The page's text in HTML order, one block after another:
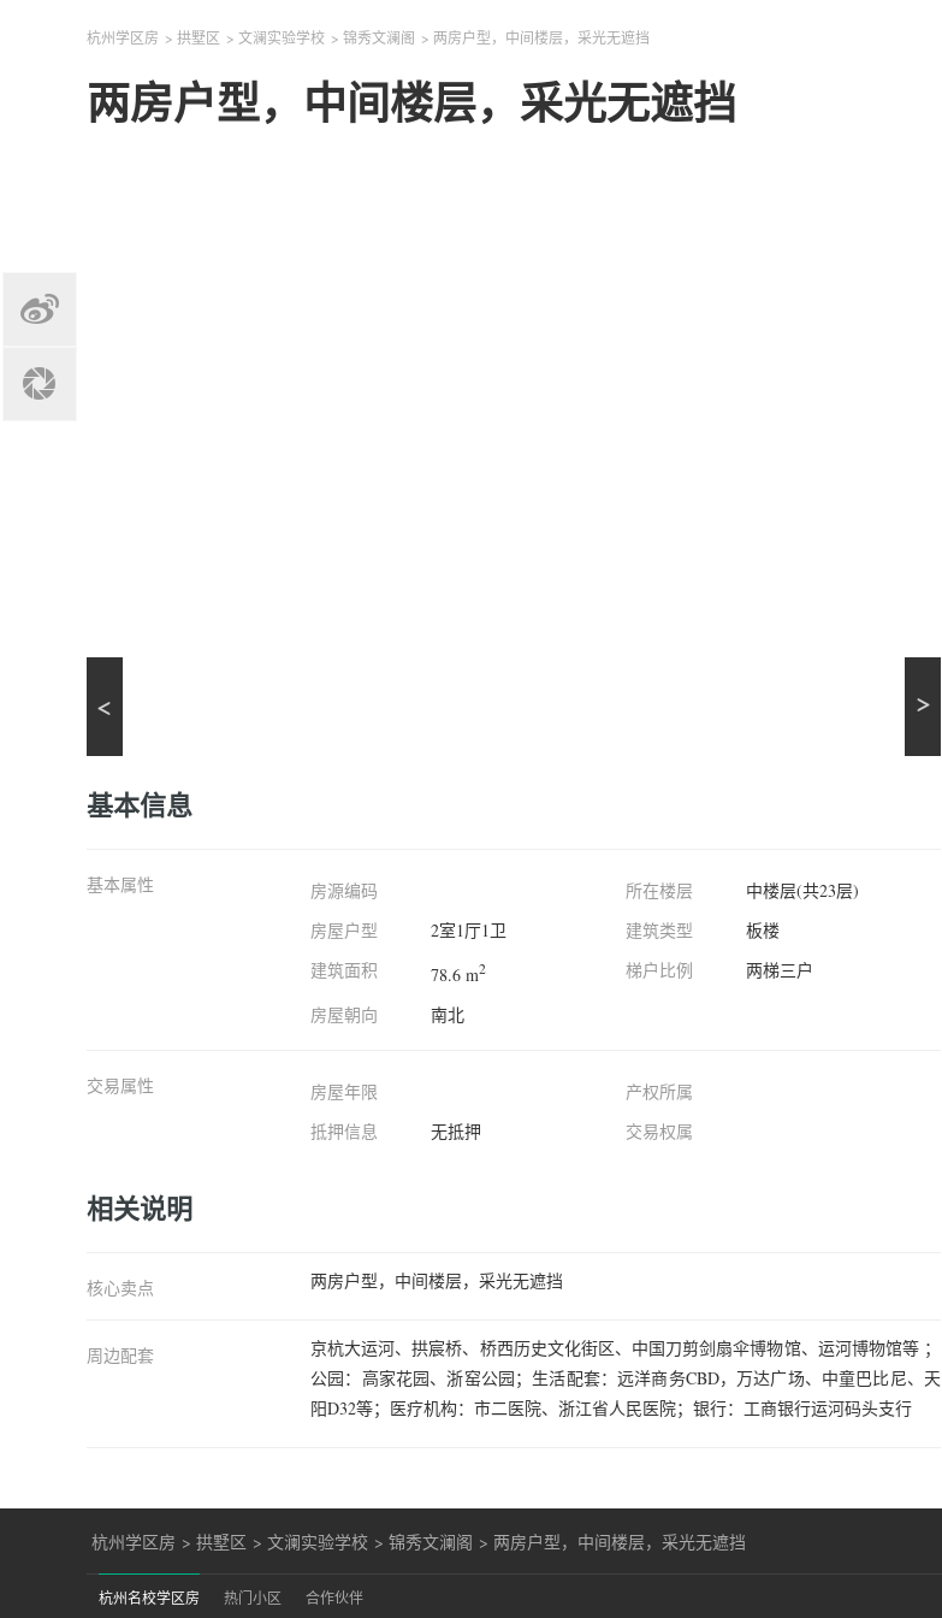
杭州学区房 > 拱墅区 > 文澜实验学校 > 锦秀文澜阁 > 两房户型，中间楼层，采光无遮挡
两房户型，中间楼层，采光无遮挡
基本信息
基本属性
房源编码
房屋户型
2室1厅1卫
建筑面积
78.6 m2
房屋朝向 南北
所在楼层
中楼层(共23层)
建筑类型
板楼
梯户比例
两梯三户
交易属性
房屋年限
抵押信息
无抵押
产权所属
交易权属
相关说明
核心卖点 两房户型，中间楼层，采光无遮挡
周边配套
京杭大运河、拱宸桥、桥西历史文化街区、中国刀剪剑扇伞博物馆、运河博物馆等 ；
公园：高家花园、浙窑公园；生活配套：远洋商务CBD，万达广场、中童巴比尼、天
阳D32等；医疗机构：市二医院、浙江省人民医院；银行：工商银行运河码头支行
杭州学区房 > 拱墅区 > 文澜实验学校 > 锦秀文澜阁 > 两房户型，中间楼层，采光无遮挡
杭州名校学区房 热门小区 合作伙伴